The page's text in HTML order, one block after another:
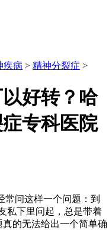
疾病 > 精神分裂症 >
好转？哈
专科医院
问这样一个问题：到
私下里问起，总是带着
的​​无法给出一个简单确